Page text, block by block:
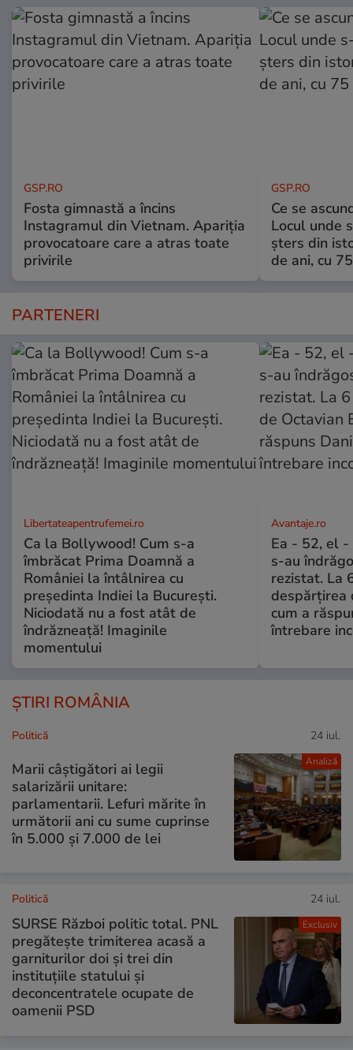
GSP.RO
Fosta gimnastă a încins
Instagramul din Vietnam. Apariția
provocatoare care a atras toate
privirile
GSP.RO
Ce se
Locul unde
șters din
de ani, cu
PARTENERI
Libertateapentrufemei.ro
Ca la Bollywood! Cum s-a
îmbrăcat Prima Doamnă a
României la întâlnirea cu
președinta Indiei la București.
Niciodată nu a fost atât de
îndrăzneață! Imaginile
momentului
Avantaje.ro
Ea - 52, el -
s-au
rezistat. La
despărțirea
cum a
întrebare
ȘTIRI ROMÂNIA
Analiză
Politică 24 iul.
Marii câștigători ai legii
salarizării unitare:
parlamentarii. Lefuri mărite în
următorii ani cu sume cuprinse
în 5.000 și 7.000 de lei
Exclusiv
Politică 24 iul.
SURSE Război politic total. PNL
pregătește trimiterea acasă a
garniturilor doi și trei din
instituțiile statului și
deconcentratele ocupate de
oamenii PSD